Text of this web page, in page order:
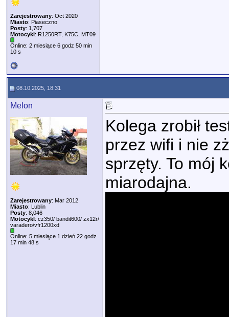
Zarejestrowany: Oct 2020
Miasto: Piaseczno
Posty: 1,707
Motocykl: R1250RT, K75C, MT09
Online: 2 miesiące 6 godz 50 min
10 s
08.10.2025, 18:31
Melon
Zarejestrowany: Mar 2012
Miasto: Lublin
Posty: 8,046
Motocykl: cz350/ bandit600/ zx12r/
varadero/vfr1200xd
Online: 5 miesiące 1 dzień 22 godz
17 min 48 s
Kolega zrobił
przez wifi i nie
sprzęty. To mój
miarodajna.